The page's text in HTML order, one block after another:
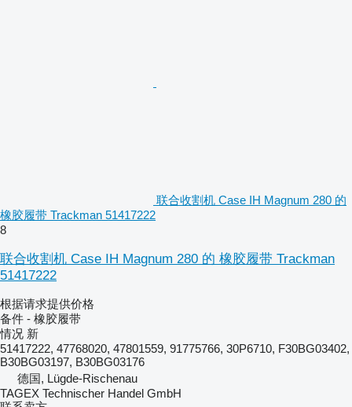
联合收割机 Case IH Magnum 280 的
橡胶履带 Trackman 51417222
8
联合收割机 Case IH Magnum 280 的 橡胶履带 Trackman
51417222
根据请求提供价格
备件 - 橡胶履带
情况 新
51417222, 47768020, 47801559, 91775766, 30P6710, F30BG03402,
B30BG03197, B30BG03176
德国, Lügde-Rischenau
TAGEX Technischer Handel GmbH